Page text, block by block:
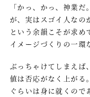
「かっ、かっ、神業
が、実はスゴイ人なの
という余韻こそが求め
イメージづくりの一環
ぶっちゃけてしまえば
値は否応がなく上がる
ぐらいは身に就くので